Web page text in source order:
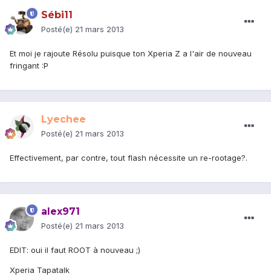
Sébi11
Posté(e) 21 mars 2013
Et moi je rajoute Résolu puisque ton Xperia Z a l'air de nouveau
fringant :P
Lyechee
Posté(e) 21 mars 2013
Effectivement, par contre, tout flash nécessite un re-rootage?.
alex971
Posté(e) 21 mars 2013
EDIT: oui il faut ROOT à nouveau ;)
Xperia Tapatalk